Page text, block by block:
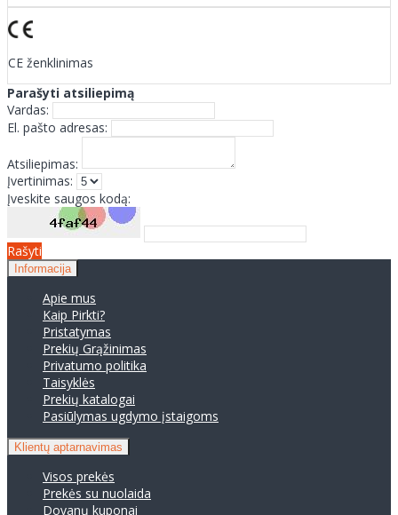
CE ženklinimas
Parašyti atsiliepimą
Vardas:
El. pašto adresas:
Atsiliepimas:
Įvertinimas:
Įveskite saugos kodą:
Rašyti
Informacija
Apie mus
Kaip Pirkti?
Pristatymas
Prekių Grąžinimas
Privatumo politika
Taisyklės
Prekių katalogai
Pasiūlymas ugdymo įstaigoms
Klientų aptarnavimas
Visos prekės
Prekės su nuolaida
Dovanų kuponai